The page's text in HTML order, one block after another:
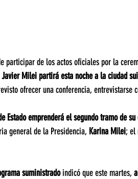
participar de los actos oficiales por la
Javier Milei partirá esta noche a la ciudad
ofrecer una conferencia, entrevistarse
Estado emprenderá el segundo tramo de
general de la Presidencia, Karina Milei; el
suministrado indicó que este martes,